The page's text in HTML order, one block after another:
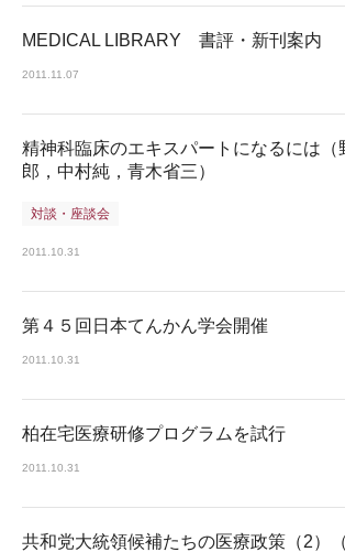
MEDICAL LIBRARY 書評・新刊案内
2011.11.07
精神科臨床のエキスパートになるには（
郎，中村純，青木省三）
対談・座談会
2011.10.31
第４５回日本てんかん学会開催
2011.10.31
柏在宅医療研修プログラムを試行
2011.10.31
共和党大統領候補たちの医療政策（2）